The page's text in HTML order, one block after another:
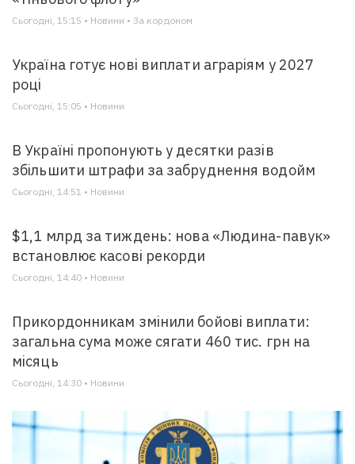
Сьогодні, 15:15 • Новини • За кордоном
Україна готує нові виплати аграріям у 2027
році
Сьогодні, 15:05 • Новини
В Україні пропонують у десятки разів
збільшити штрафи за забруднення водойм
Сьогодні, 14:51 • Новини
$1,1 млрд за тиждень: нова «Людина-павук»
встановлює касові рекорди
Сьогодні, 14:40 • Новини
Прикордонникам змінили бойові виплати:
загальна сума може сягати 460 тис. грн на
місяць
Сьогодні, 14:30 • Новини